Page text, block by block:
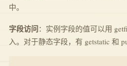
中。
字段访问：实例字段的值可以用
入。对于静态字段，有 getstatic 和